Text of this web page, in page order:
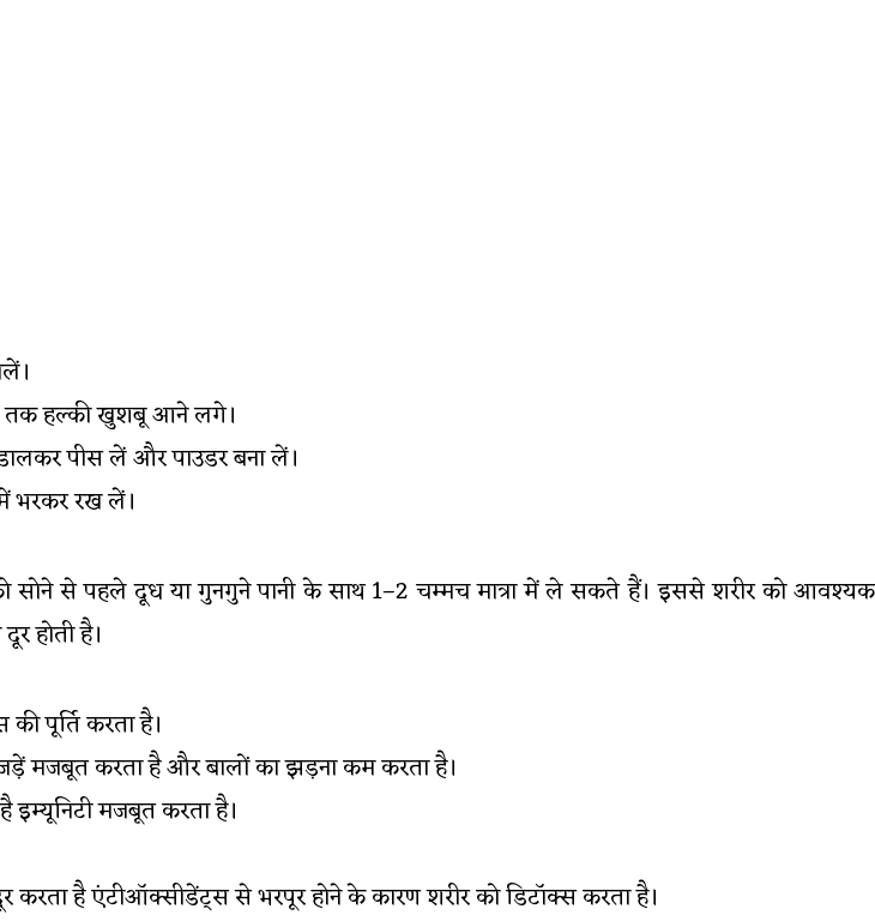
तक हल्की खुशबू आने लगे।
पीस लें और पाउडर बना लें।
भरकर रख लें।
को सोने से पहले दूध या गुनगुने पानी के साथ 1–2 चम्मच मात्रा में ले सकते हैं। इससे शरीर को आवश्यक
होती है।
पूर्ति करता है।
जड़ें मजबूत करता है और बालों का झड़ना कम करता है।
इम्यूनिटी मजबूत करता है।
करता है एंटीऑक्सीडेंट्स से भरपूर होने के कारण शरीर को डिटॉक्स करता है।